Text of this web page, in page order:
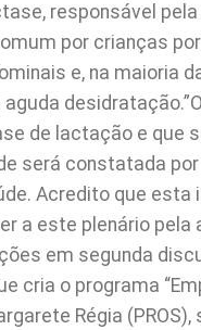
responsável
por crianças
e, na maioria
de lactação e que
será constatada
Acredito que
a este plenário pela
em segunda
cria o programa
Régia